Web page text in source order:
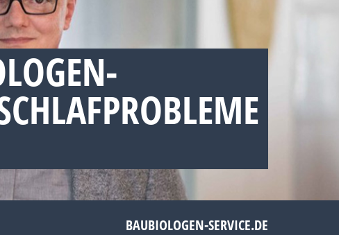
S
ツ
BAUBIOLOGEN-SERVICE.DE